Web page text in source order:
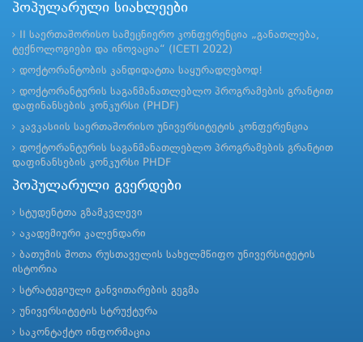
პოპულარული სიახლეები
II საერთაშორისო სამეცნიერო კონფერენცია „განათლება,
ტექნოლოგიები და ინოვაცია“ (ICETI 2022)
დოქტორანტობის კანდიდატთა საყურადღებოდ!
დოქტორანტურის საგანმანათლებლო პროგრამების გრანტით
დაფინანსების კონკურსი (PHDF)
კავკასიის საერთაშორისო უნივერსიტეტის კონფერენცია
დოქტორანტურის საგანმანათლებლო პროგრამების გრანტით
დაფინანსების კონკურსი PHDF
პოპულარული გვერდები
სტუდენტთა გზამკვლევი
აკადემიური კალენდარი
ბათუმის შოთა რუსთაველის სახელმწიფო უნივერსიტეტის
ისტორია
სტრატეგიული განვითარების გეგმა
უნივერსიტეტის სტრუქტურა
საკონტაქტო ინფორმაცია